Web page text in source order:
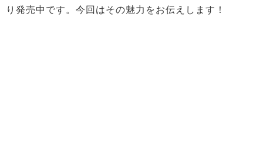
り発売中です。今回はその魅力をお伝えします！